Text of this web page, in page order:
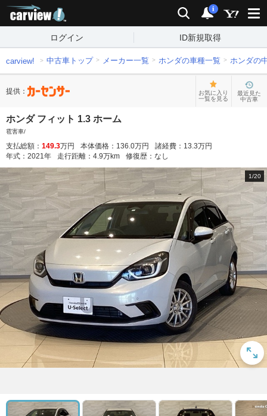
検索 通知
i
ログイン ID新規取得
carview! 中古車トップ メーカー一覧 ホンダの車種一覧 ホンダの
提供：
お気に入り
一覧を見る
最近見た
中古車
ホンダ フィット 1.3 ホーム
雹害車/
支払総額： 149.3万円 本体価格： 136.0万円 諸経費： 13.3万円
年式： 2021年 走行距離： 4.9万km 修復歴： なし
1/20